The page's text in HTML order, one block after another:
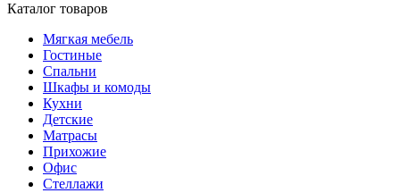
Каталог товаров
Мягкая мебель
Гостиные
Спальни
Шкафы и комоды
Кухни
Детские
Матрасы
Прихожие
Офис
Стеллажи